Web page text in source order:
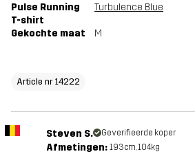
Pulse Running
T-shirt
Turbulence Blue
Gekochte maat M
Article nr 14222
Steven S. Geverifieerde koper
Afmetingen: 193cm, 104kg